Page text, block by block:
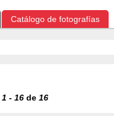
Catálogo de fotografías
1 - 16 de 16